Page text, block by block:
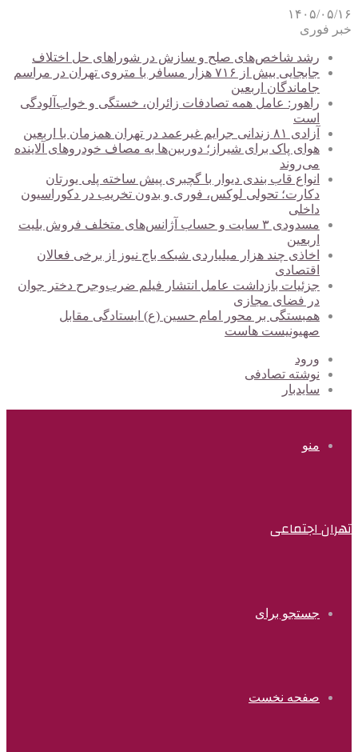
۱۴۰۵/۰۵/۱۶
خبر فوری
رشد شاخص‌های صلح و سازش در شوراهای حل اختلاف
جابجایی بیش از ۷۱۶ هزار مسافر با متروی تهران در مراسم
جاماندگان اربعین
راهور: عامل همه تصادفات زائران، خستگی و خواب‌آلودگی
است
آزادی ۸۱ زندانی جرایم غیرعمد در تهران همزمان با اربعین
هوای پاک برای شیراز؛ دوربین‌ها به مصاف خودروهای آلاینده
می‌روند
انواع قاب بندی دیوار با گچبری پیش ساخته پلی یورتان
دکارت؛ تحولی لوکس، فوری و بدون تخریب در دکوراسیون
داخلی
مسدودی ۳ سایت و حساب آژانس‌های متخلف فروش بلیت
اربعین
اخاذی چند هزار میلیاردی شبکه باج نیوز از برخی فعالان
اقتصادی
جزئیات بازداشت عامل انتشار فیلم ضرب‌وجرح دختر جوان
در فضای مجازی
همبستگی بر محور امام حسین (ع) ایستادگی مقابل
صهیونیست هاست
ورود
نوشته تصادفی
سایدبار
منو
تهران اجتماعی
جستجو برای
صفحه نخست